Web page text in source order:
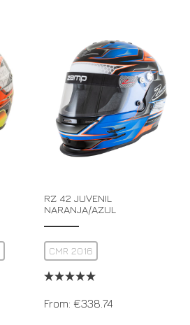
RZ 42 JUVENIL
NARANJA/AZUL
CMR 2016
From: €338.74